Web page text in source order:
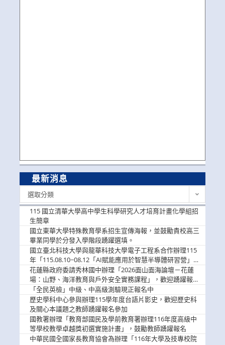
最新消息
選取分類
115 國立清華大學高中學生科學研究人才培育計畫化學組招
生簡章
國立東華大學特殊教育學系招生宣傳海報，並鼓勵貴校高三
畢業同學於分發入學階段踴躍選填。
國立臺北科技大學與龍華科技大學電子工程系合作辦理115
年「115.08.10~08.12「AI賦能應用於智慧半導體研習營」，
歡迎學生踴躍報名參加
花蓮縣政府委請秀林國中辦理「2026面山面海論壇－花蓮
場：山野、海洋教育與戶外安全實務課程」，歡迎踴躍報名
參加
「全民英檢」中級、中高級測驗現正報名中
歷史學科中心參與辦理115學年度台語片影史，歡迎歷史科
及關心本議題之教師踴躍報名參加
國教署辦理「教育部國民及學前教育署辦理116年度高級中
等學校教學卓越獎初選實施計畫」，鼓勵教師踴躍報名
中華民國全國家長教育協會為辦理「116年大學及技專校院